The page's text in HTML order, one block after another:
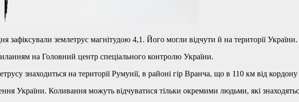
зафіксували землетрус магнітудою 4,1. Його могли відчути й на території України.
на Головний центр спеціального контролю України.
знаходиться на території Румунії, в районі гір Вранча, що в 110 км від
України. Коливання можуть відчуватися тільки окремими людьми, які